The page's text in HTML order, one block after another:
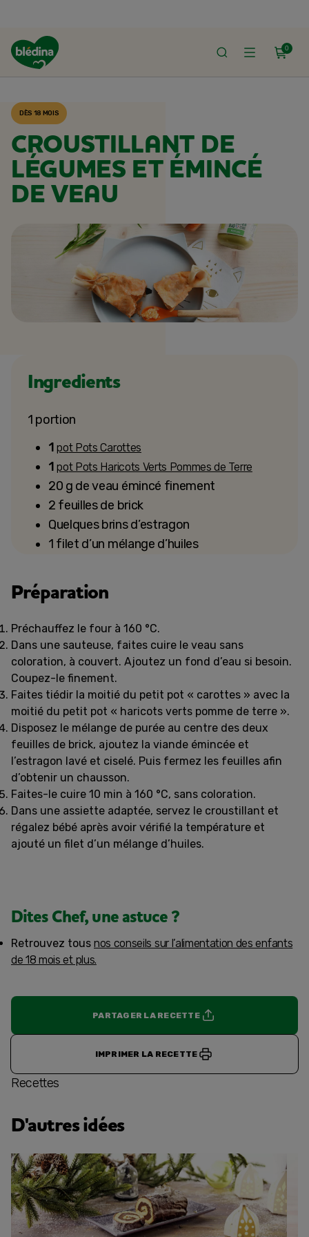
0
ACCUEIL
DÈS 18 MOIS
CROUSTILLANT DE
LÉGUMES ET ÉMINCÉ
DE VEAU
Ingredients
1 portion
1pot Pots Carottes
1pot Pots Haricots Verts Pommes de Terre
20 g de veau émincé finement
2 feuilles de brick
Quelques brins d’estragon
1 filet d’un mélange d’huiles
Préparation
Préchauffez le four à 160 °C.
Dans une sauteuse, faites cuire le veau sans
coloration, à couvert. Ajoutez un fond d’eau si besoin.
Coupez-le finement.
Faites tiédir la moitié du petit pot « carottes » avec la
moitié du petit pot « haricots verts pomme de terre ».
Disposez le mélange de purée au centre des deux
feuilles de brick, ajoutez la viande émincée et
l’estragon lavé et ciselé. Puis fermez les feuilles afin
d’obtenir un chausson.
Faites-le cuire 10 min à 160 °C, sans coloration.
Dans une assiette adaptée, servez le croustillant et
régalez bébé après avoir vérifié la température et
ajouté un filet d’un mélange d’huiles.
Dites Chef, une astuce ?
Retrouvez tous nos conseils sur l’alimentation des enfants
de 18 mois et plus.
PARTAGER LA RECETTE
IMPRIMER LA RECETTE
Recettes
D'autres idées